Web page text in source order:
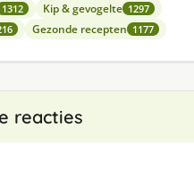
1312 Kip & gevogelte 1297
Gezonde recepten 1177
reacties